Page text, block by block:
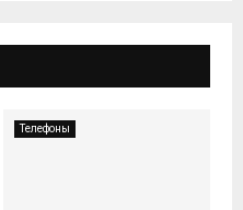
Телефоны